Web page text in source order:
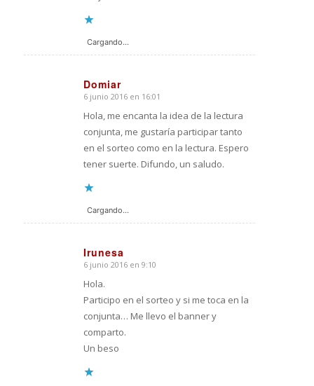
Cargando...
Domiar
Dice:
6 junio 2016 en 16:01
Hola, me encanta la idea de la lectura
conjunta, me gustaría participar tanto
en el sorteo como en la lectura. Espero
tener suerte. Difundo, un saludo.
Cargando...
Irunesa
Dice:
6 junio 2016 en 9:10
Hola.
Participo en el sorteo y si me toca en la
conjunta… Me llevo el banner y
comparto.
Un beso